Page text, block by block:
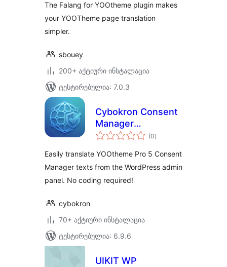
The Falang for YOOtheme plugin makes
your YOOTheme page translation
simpler.
sbouey
200+ აქტიური ინსტალაცია
ტესტირებულია: 7.0.3
Cybokron Consent
Manager
Translations for
(0საერთო
რეიტინგი
)
Easily translate YOOtheme Pro 5 Consent
Manager texts from the WordPress admin
panel. No coding required!
cybokron
70+ აქტიური ინსტალაცია
ტესტირებულია: 6.9.6
UIKIT WP